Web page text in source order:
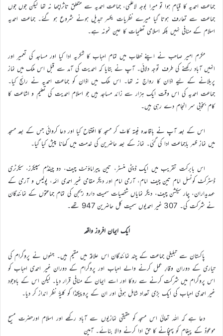
جماعت احمدیہ کا قیام ہوا تو میرا بوجہ لاعلمی، جماعت احمدیہ سے متعلق تاثراچھا نہ تھا لیکن جوں جوں
جماعت سے تعارف ہوتا گیا میرے نظریات یکسر تبدیل ہونے شروع ہو گئے۔ جماعت احمدیہ
اسلام کے منافی نہیں بلکہ اسلامی تعلیمات کا عین نمونہ ہے۔
مکرم امیر صاحب نے اپنے خطاب میں تمام احباب کا شکریہ ادا کیا اور مساجد کی تعمیر اور
انہیں آباد رکھنے کی طرف توجہ دلائی۔ آپ نے بتایا کہ احمدیت کی آمد سے قبل اس ملک میں نماز
پربلانے کے لیے اذان کا رواج نہ تھا۔ اس ملک میں اذان کو جماعت احمدیہ نے رائج کیا۔
جماعت احمدیہ کی اس وقت ایک ہزار سے زائد مساجد ہیں جو اسلام احمدیت کی تعلیم و اشاعت کا
کام بخوبی سر انجام دے رہی ہیں۔
اس کے بعد آپ نے باقاعدہ فیتہ کاٹ کر مسجد کا افتتاح کیا اور دعا کروائی جس کے بعد مسجد
میں نمازِ ظہر باجماعت ادا کی گئی۔ نماز کے بعد حاضرین کی خدمت میں کھانا پیش کیا گیا۔
اس بابرکت تقریب میں ایک ڈپٹی منسٹر، تین پیراماؤنٹ چیف، دو چیفڈم سپیکرز، سیکرٹری
ڈسٹرکٹ کونسل امام تین چیف امام، آرمی امام اور دیگر مقامی غیر احمدی ائمہ، پولیس و آرمی کے
عہدیداران، چار سیکشن چیف، دیگر نمایاں شخصیات سمیت دارو ریجن کی تمام جماعتوں کے نمائندگان
نے شرکت کی۔ 307 غیر احمدیوں سمیت کل حاضرین 947 تھے۔
ایک ایمان افروز واقعہ
پاکستان سے تبلیغی جماعت کے چند نمائندگان اس علاقہ میں مقیم ہیں۔ جنہوں نے پروگرام کی
تیاری کے دوران وقارِ عمل کرنے والے احباب اور پروگرام کے دوران غیر احمدی احباب کو
اس پروگرام میں شرکت کرنے سے روکا اور اسے ایمان کے منافی قرار دیا۔ لیکن اس کے باوجود
غیر احمدی احباب کی ایک بڑی تعداد شامل ہوئی اور ان کے پروپیگنڈا کو کلیةً نظر انداز کر دیا۔
دعا ہے کہ اللہ تعالیٰ اس مسجد کو حقیقی نمازیوں سے آباد رکھے اور اسلام اورحضرت مسیح
موعودؑ کے پیغام کو پہنچانے کا حق ادا کرنے والا بنائے۔ آمین